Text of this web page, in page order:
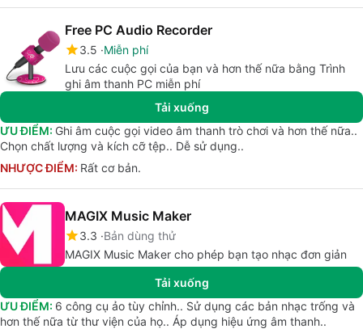
Free PC Audio Recorder
3.5 Miễn phí
Lưu các cuộc gọi của bạn và hơn thế nữa bằng Trình
ghi âm thanh PC miễn phí
Tải xuống
ƯU ĐIỂM: Ghi âm cuộc gọi video âm thanh trò chơi và hơn thế nữa..
Chọn chất lượng và kích cỡ tệp.. Dễ sử dụng..
NHƯỢC ĐIỂM: Rất cơ bản.
MAGIX Music Maker
3.3 Bản dùng thử
MAGIX Music Maker cho phép bạn tạo nhạc đơn giản
Tải xuống
ƯU ĐIỂM: 6 công cụ ảo tùy chỉnh.. Sử dụng các bản nhạc trống và
hơn thế nữa từ thư viện của họ.. Áp dụng hiệu ứng âm thanh..